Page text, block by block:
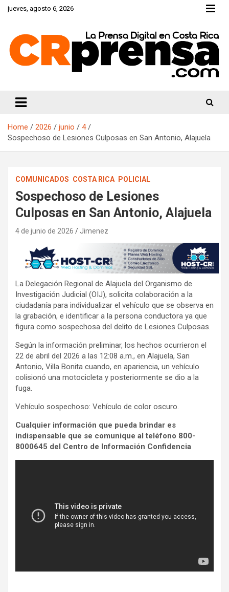
Skipjueves, agosto 6, 2026
Home 2026 junio
4
Sospechoso de Lesiones Culposas en San Antonio, Alajuela
COMUNICADOS COSTA RICA POLICIAL
Sospechoso de Lesiones
Culposas en San Antonio, Alajuela
4 de junio de 2026 Jimenez
La Delegación Regional de Alajuela del Organismo de
Investigación Judicial (OIJ), solicita colaboración a la
ciudadanía para individualizar el vehículo que se observa en
la grabación, e identificar a la persona conductora ya que
figura como sospechosa del delito de Lesiones Culposas.
Según la información preliminar, los hechos ocurrieron el
22 de abril del 2026 a las 12:08 a.m., en Alajuela, San
Antonio, Villa Bonita cuando, en apariencia, un vehículo
colisionó una motocicleta y posteriormente se dio a la
fuga.
Vehículo sospechoso: Vehículo de color oscuro.
Cualquier información que pueda brindar es
indispensable que se comunique al teléfono 800-
8000645 del Centro de Información Confidencia